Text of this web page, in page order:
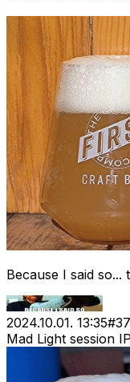
Because I said so...
2024.10.01. 13:35#
Mad Light session